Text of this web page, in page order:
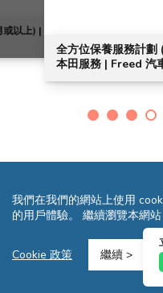
或以上) |
全方位保養服務計
本田服務 | Freed 汽
隱
Copyright © 2026
我們在我們的網站上使用
的用戶體驗。 繼續瀏覽本網
Cookie 政策 繼續 >